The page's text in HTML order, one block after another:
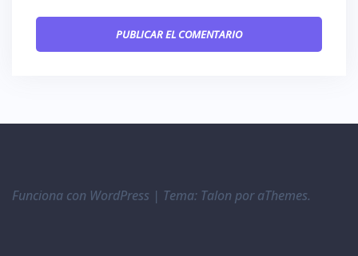
Funciona con WordPress | Tema: Talon por aThemes.